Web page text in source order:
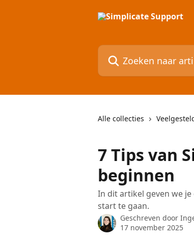
Zoeken naar artikelen ...
Alle collecties
7 Tips van
beginnen
In dit artikel geven we
start te gaan.
Geschreven door
17 november 2025